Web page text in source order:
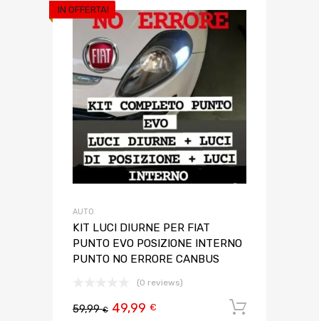
IN OFFERTA!
AUTO
KIT LUCI DIURNE PER FIAT
PUNTO EVO POSIZIONE INTERNO
PUNTO NO ERRORE CANBUS
(0 reviews)
59,99€ 49,99 €